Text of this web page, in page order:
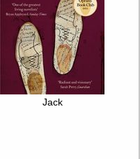
Jack